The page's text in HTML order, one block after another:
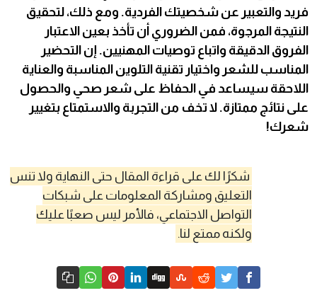
فريد والتعبير عن شخصيتك الفردية. ومع ذلك، لتحقيق
النتيجة المرجوة، فمن الضروري أن تأخذ بعين الاعتبار
الفروق الدقيقة واتباع توصيات المهنيين. إن التحضير
المناسب للشعر واختيار تقنية التلوين المناسبة والعناية
اللاحقة سيساعد في الحفاظ على شعر صحي والحصول
على نتائج ممتازة. لا تخف من التجربة والاستمتاع بتغيير
شعرك!
شكرًا لك على قراءة المقال حتى النهاية ولا تنس
التعليق ومشاركة المعلومات على شبكات
التواصل الاجتماعي، فالأمر ليس صعبًا عليك
ولكنه ممتع لنا.